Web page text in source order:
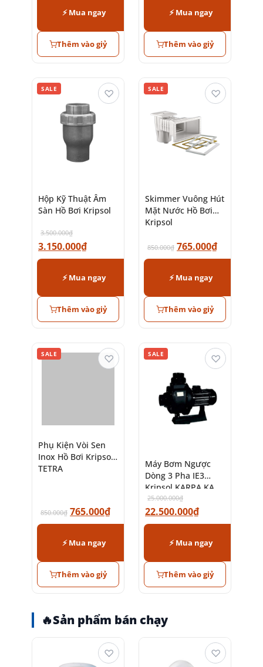
⚡ Mua ngay
Thêm vào giỷ
⚡ Mua ngay
Thêm vào giỷ
SALE
Hộp Kỹ Thuật Âm
Sàn Hồ Bơi Kripsol
3.500.000₫
3.150.000₫
⚡ Mua ngay
Thêm vào giỷ
♡ SALE
Skimmer Vuông Hút
Mặt Nước Hồ Bơi
Kripsol
850.000₫ 765.000₫
⚡ Mua ngay
Thêm vào giỷ
♡
SALE
Phụ Kiện Vòi Sen
Inox Hồ Bơi Kripsol
TETRA
850.000₫ 765.000₫
⚡ Mua ngay
Thêm vào giỷ
♡ SALE
Máy Bơm Ngược
Dòng 3 Pha IE3
Kripsol KARPA KA
25.000.000₫
22.500.000₫
⚡ Mua ngay
Thêm vào giỷ
♡
🔥Sản phẩm bán chạy
♡ ♡